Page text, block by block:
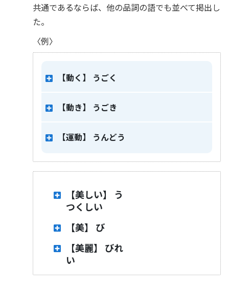
共通であるならば、他の品詞の語でも並べて掲出し
た。
〈例〉
【動く】 うごく
【動き】 うごき
【運動】 うんどう
【美しい】 う
つくしい
【美】 び
【美麗】 びれ
い